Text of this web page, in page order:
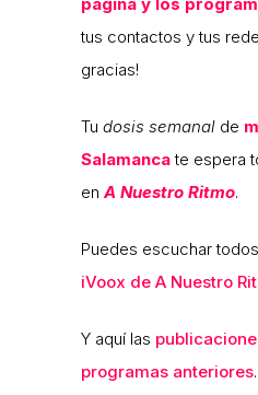
tus contactos y tus
gracias!
Tu dosis semanal de
Salamancate espera
enA Nuestro Ritmo.
Puedes escuchar
iVoox de A Nuestro
Y aquí las
programas anteriores.